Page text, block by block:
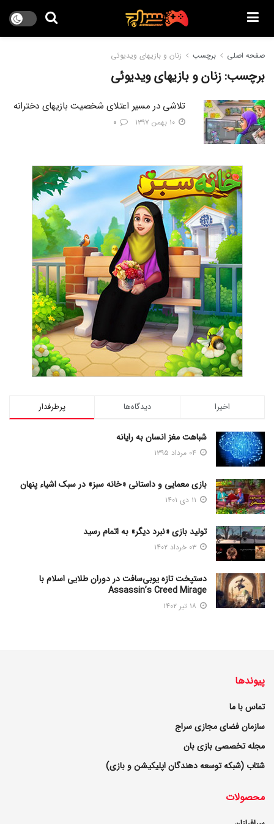
صفحه اصلی برچسب زنان و بازیهای ویدیوئی
برچسب:زنان و بازیهای ویدیوئی
تلاشی در مسیر اعتلای شخصیت بازیهای دخترانه
پرطرفدار دیدگاه‌ها اخیرا
شباهت مغز انسان به رایانه
بازی معمایی و داستانی «خانه سبز» در سبک اشیاء پنهان
تولید بازی «نبرد دیگر» به اتمام رسید
دستپخت تازه یوبی‌سافت در دوران طلایی اسلام با
Assassin’s Creed Mirage
پیوندها
تماس با ما
سازمان فضای مجازی سراج
مجله تخصصی بازی بان
شتاب (شبکه توسعه دهندگان اپلیکیشن و بازی)
محصولات